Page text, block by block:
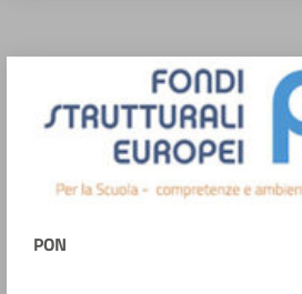
PON